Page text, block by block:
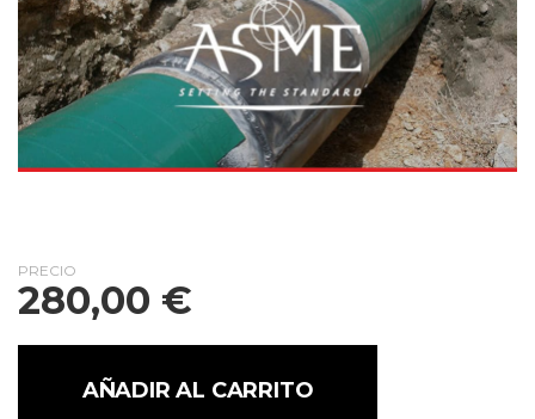
PRECIO
280,00 €
AÑADIR AL CARRITO